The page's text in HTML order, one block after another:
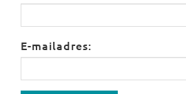
E-mailadres: